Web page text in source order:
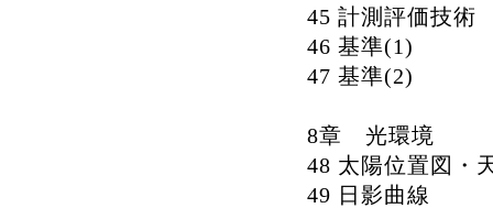
45 計測評価技術
46 基準(1)
47 基準(2)
8章 光環境
48 太陽位置図・
49 日影曲線